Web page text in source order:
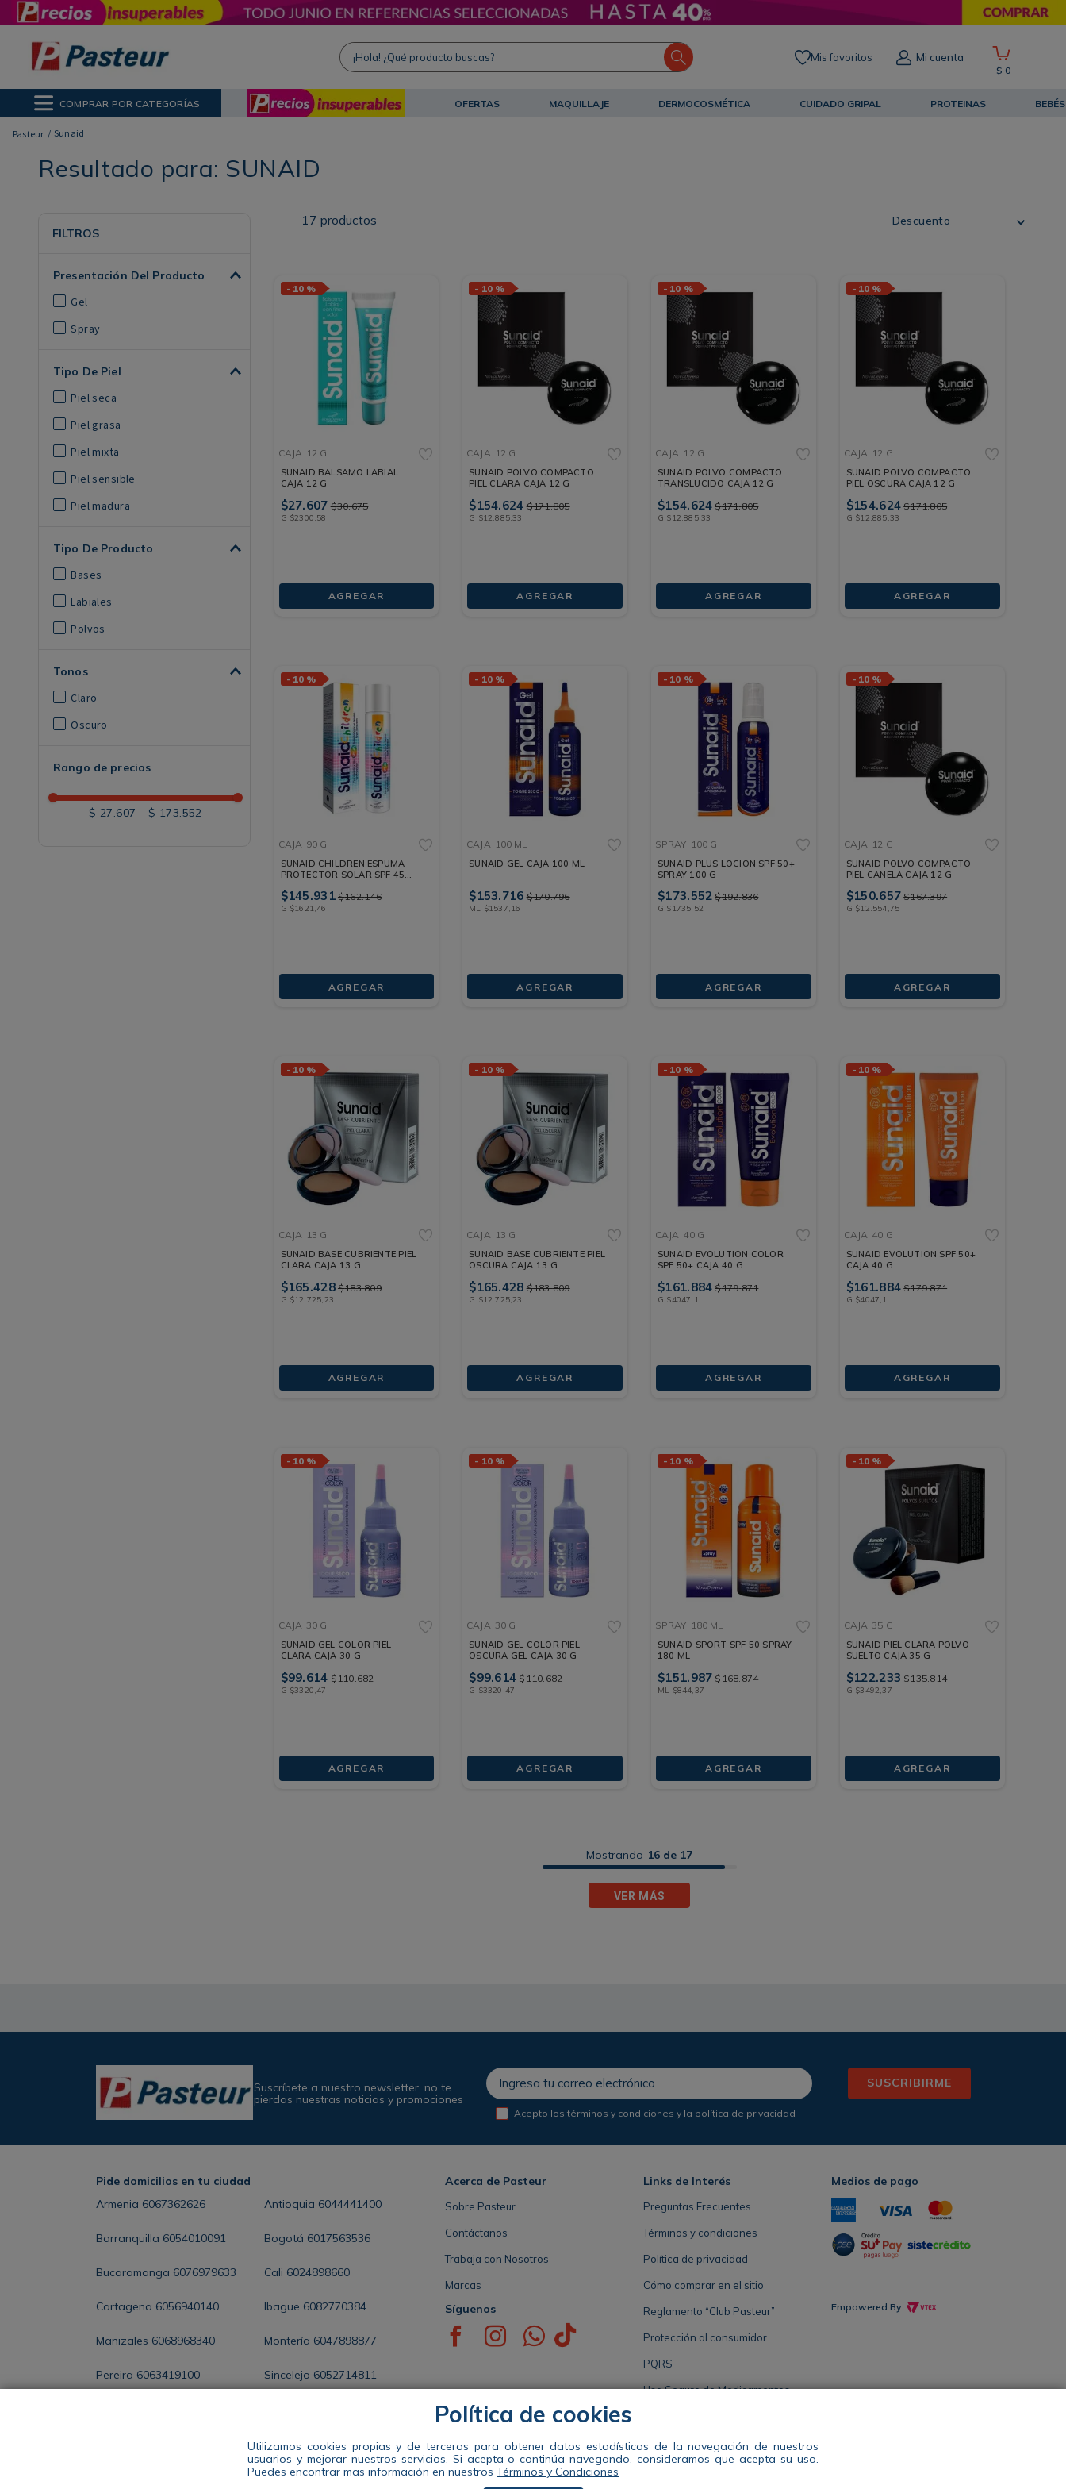
¡Hola! ¿Qué producto buscas?
Mis favoritos Mi cuenta
$ 0
COMPRAR POR CATEGORÍAS OFERTAS MAQUILLAJE DERMOCOSMÉTICA CUIDADO GRIPAL PROTEINAS BEBÉS
Política de cookies
Utilizamos cookies propias y de terceros para obtener datos estadísticos de la navegación de nuestros
usuarios y mejorar nuestros servicios. Si acepta o continúa navegando, consideramos que acepta su uso.
Puedes encontrar mas información en nuestros Términos y Condiciones
Sunaid
Resultado para: SUNAID
FILTROS
Presentación Del Producto
Gel
Spray
Tipo De Piel
Piel seca
Piel grasa
Piel mixta
Piel sensible
Piel madura
Tipo De Producto
Bases
Labiales
Polvos
Tonos
Claro
Oscuro
Rango de precios
$ 27.607 – $ 173.552
17 productos Descuento
- 10 %
CAJA 12 G
SUNAID BALSAMO LABIAL
CAJA 12 G
$27.607 $30.675
G $2300,58
AGREGAR
- 10 %
CAJA 12 G
SUNAID POLVO COMPACTO
PIEL CLARA CAJA 12 G
$154.624 $171.805
G $12.885,33
AGREGAR
- 10 %
CAJA 12 G
SUNAID POLVO COMPACTO
TRANSLUCIDO CAJA 12 G
$154.624 $171.805
G $12.885,33
AGREGAR
- 10 %
CAJA 12 G
SUNAID POLVO COMPACTO
PIEL OSCURA CAJA 12 G
$154.624 $171.805
G $12.885,33
AGREGAR
- 10 %
CAJA 90 G
SUNAID CHILDREN ESPUMA
PROTECTOR SOLAR SPF 45
$145.931 $162.146
G $1621,46
AGREGAR
- 10 %
CAJA 100 ML
SUNAID GEL CAJA 100 ML
$153.716 $170.796
ML $1537,16
AGREGAR
- 10 %
SPRAY 100 G
SUNAID PLUS LOCION SPF 50+
SPRAY 100 G
$173.552 $192.836
G $1735, 52
AGREGAR
- 10 %
CAJA 12 G
SUNAID POLVO COMPACTO
PIEL CANELA CAJA 12 G
$150.657 $167.397
G $12.554,75
AGREGAR
- 10 %
CAJA 13 G
SUNAID BASE CUBRIENTE PIEL
CLARA CAJA 13 G
$165.428 $183.809
G $12 725 23
AGREGAR
- 10 %
CAJA 13 G
SUNAID BASE CUBRIENTE PIEL
OSCURA CAJA 13 G
$165.428 $183.809
G $12 .725 23
AGREGAR
- 10 %
CAJA 40 G
SUNAID EVOLUTION COLOR
SPF 50+ CAJA 40 G
$161.884 $179.871
G $4047 1
AGREGAR
- 10 %
CAJA 40 G
SUNAID EVOLUTION SPF 50+
CAJA 40 G
$161.884 $179.871
G $4047 1
AGREGAR
- 10 %
CAJA 30 G
SUNAID GEL COLOR PIEL
CLARA CAJA 30 G
$99.614 $110.682
G $3320,47
AGREGAR
- 10 %
CAJA 30 G
SUNAID GEL COLOR PIEL
OSCURA GEL CAJA 30 G
$99.614 $110.682
G $3320 ,47
AGREGAR
- 10 %
SPRAY 180 ML
SUNAID SPORT SPF 50 SPRAY
180 ML
$151.987 $168.874
ML $844, 37
AGREGAR
- 10 %
CAJA 35 G
SUNAID PIEL CLARA POLVO
SUELTO CAJA 35 G
$122.233 $135.814
G $3492,37
AGREGAR
Mostrando 16 de 17
VER MÁS
Suscríbete a nuestro newsletter, no te
pierdas nuestras noticias y promociones
SUSCRIBIRME
Acepto lostérminos y condiciones y la política de privacidad
Pide domicilios en tu ciudad
Armenia 6067362626 Antioquia 6044441400
Barranquilla 6054010091 Bogotá 6017563536
Bucaramanga 6076979633 Cali 6024898660
Cartagena 6056940140 Ibague 6082770384
Manizales 6068968340 Montería 6047898877
Pereira 6063419100 Sincelejo 6052714811
Acerca de Pasteur
Sobre Pasteur
Contáctanos
Trabaja con Nosotros
Marcas
Síguenos
Links de Interés
Preguntas Frecuentes
Términos y condiciones
Política de privacidad
Cómo comprar en el sitio
Reglamento “Club Pasteur”
Protección al consumidor
PQRS
Uso Seguro de Medicamentos
Medios de pago
Empowered By
Distribuidora Pasteur S.A. Nit 890941663-1 Dir: Calle 49 #57-35 tel: 604 444 14 00 WhatsApp +57 311 344 2964
MÁS BUSCADOS
Solar